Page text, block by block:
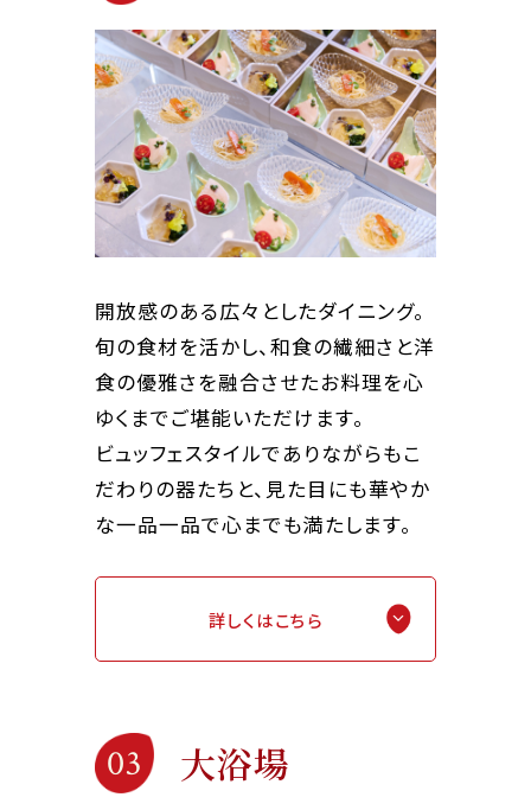
開放感のある広々としたダイニング。
旬の食材を活かし、和食の繊細さと洋
食の優雅さを融合させたお料理を心
ゆくまでご堪能いただけます。
ビュッフェスタイルでありながらもこ
だわりの器たちと、見た目にも華やか
な一品一品で心までも満たします。
詳しくはこちら
03 大浴場